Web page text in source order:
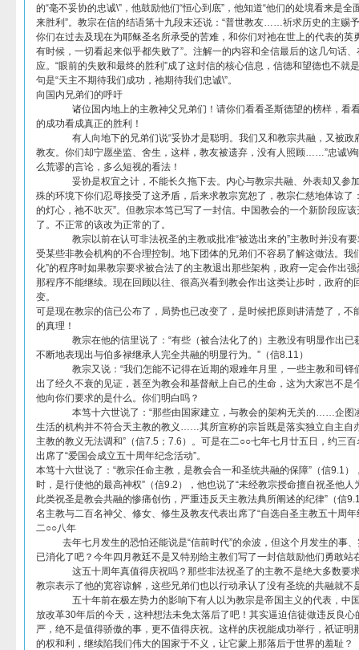
的“毫不妥协的忠诚\”，他鼓励他们“恒心到底”，他知道“他们的处境看来是全
来胜利”。教宗在信的结语第十九段末还说：“普世教友……祈求历史的主赐
你们在过去及现在为耶稣圣名所承受的苦难，和你们对祂在世上的代表的英
有时候，一切看起来似乎都失败了”。注解一的内容和全信最后的这几句话
应。“眼前的失败和最终的胜利”成了这封信的核心信息，信德和望德也不就
句是“天主不期待我们成功，祂期待我们忠诚\”。
向国内兄弟们的呼吁
诸位国内地上的主教神父兄弟们！请你们看看圣斯德望的榜样，看看
的成功看成真正的胜利！
有人向地下的兄弟们说“妥协才是聪明。我们又和教宗共融，又被政
教友。你们却宁愿坐监、舍生，这样，教友被遗弃，没有人照顾……”忠诚\
么荒谬的言论，多么短视的看法！
妥协是权宜之计，不能长久拖下去。内心与教宗共融、外表却又参加
殊的环境下你们忍辱接受了这矛盾，后来求教宗宽恕了，教宗仁慈地体谅了
的灯心，祂不吹灭”。但教宗本笃已写了一封信。中国教会的一个新阶段应
了。不正常的该改为正常的了。
教宗以前在认可非法祝圣的主教或批准“被选出来的”主教时并没有要
受某些非教会机构的不合理控制。地下团体的兄弟们不容易了解这做法。我
化”的程序时如果教宗要求被合法了的主教退出那些架构，政府一定会作出
那程序不能继续。现在回顾以往、很高兴看到教会作出这类让步时，政府的
变。
可是现在教宗的信已公布了，局势也已改变了，是时候把原则讲清楚了，不
的真理！
教宗在他的信里说了：“有些（被合法化了的）主教没有明显作出已
不断地表现出与伯多禄继承人完全共融的明显行为。”（信8.11）
教宗又说：“我们怎能不记得在近期的艰难年月里，一些主教和司铎
出了经久不衰的见证，甚至为教会和基督献上自己的生命，这为大家岂不是
他向你们要求的是什么。你们明白吗？
本笃十六世说了：“那些由国家建立，与教会的架构无关的……企图凌
生活的机构并不符合天主教的教义……其所宣称的宗旨既是落实独立自主
主教的教义无法调和”（信7.5；7.6）。可是在二○○七年七月廿五日，约三
出席了“爱国会成立五十周年纪念活动”。
本笃十六世说了：“教宗任命主教，是教会合一和圣统共融的保障”（信9.1）
时，是行使他的最高神权”（信9.2），他也说了“未经教宗授命擅自祝圣他
此类祝圣是教会共融的惨痛创伤，严重违反天主教法典所阐述的纪律”（信
名主教与二百名神父、修女、修生及教友代表出席了“自选自圣主教五十周年
二○○八年
去年七月发生的恐怕还能说是“信前时代”的余波，但这个月发生的事、
已消化了吧？今年四月教廷不是又特别给主教们写了一封信鼓励他们勇敢站
这五十周年真值得庆祝吗？那些非法祝圣了的主教不是绝大多数要求
教宗表示了他的宽容谅解，这些兄弟们也以行动承认了没有圣统的共融就不
五十年前在极左势力的影响下有人以为教宗是帝国主义的代表，中国
放改革30年后的今天，这种想法未免太落后了吧！其实逼迫信徒做违反良
严，绝不是值得骄傲的事，更不值得庆祝。这样的庆祝能成功举行，祇证明
的权和利，继续陷我们伟大的国家于不义，让它蒙上那落后于世界的羞耻？